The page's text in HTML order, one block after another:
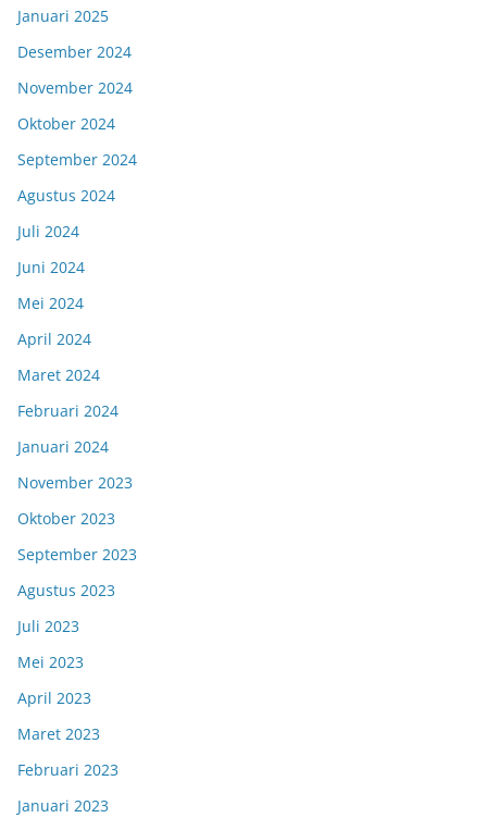
Januari 2025
Desember 2024
November 2024
Oktober 2024
September 2024
Agustus 2024
Juli 2024
Juni 2024
Mei 2024
April 2024
Maret 2024
Februari 2024
Januari 2024
November 2023
Oktober 2023
September 2023
Agustus 2023
Juli 2023
Mei 2023
April 2023
Maret 2023
Februari 2023
Januari 2023